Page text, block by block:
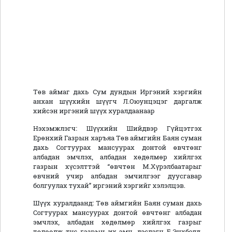
Төв аймаг дахь Сум дундын Иргэний хэргийн
анхан шүүхийн шүүгч Л.Оюунцэцэг даргалж
хийсэн иргэний шүүх хуралдаанаар
Нэхэмжлэгч: Шүүхийн Шийдвэр Гүйцэтгэх
Ерөнхий Газрын харъяа Төв аймгийн Баян суман
дахь Согтуурах мансуурах донтой өвчтөнг
албадан эмчлэх, албадан хөдөлмөр хийлгэх
газрын хүсэлттэй “өвчтөн М.Хүрэлбаатарыг
өвчний учир албадан эмчилгээг дуусгавар
болгуулах тухай” иргэний хэргийг хэлэлцэв.
Шүүх хуралдаанд: Төв аймгийн Баян суман дахь
Согтуурах мансуурах донтой өвчтөнг албадан
эмчлэх, албадан хөдөлмөр хийлгэх газрыг